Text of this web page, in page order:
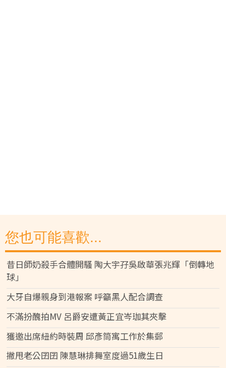
您也可能喜歡...
昔日師奶殺手合體開騷 陶大宇孖吳啟華張兆輝「倒轉地
球」
大牙自爆親身到港報案 呼籲黑人配合調查
不滿扮醜拍MV 呂爵安遭黃正宜岑珈其夾擊
獲邀出席紐約時裝周 邱彥筒寓工作於集郵
撇甩老公囝囝 陳慧琳排舞室度過51歲生日